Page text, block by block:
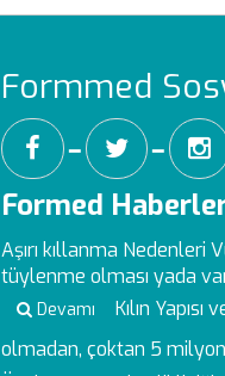
Formmed
━ ━
Formed
Aşırı kıllanma Nedenleri
tüylenme olması yada
Devamı Kılın
olmadan, çoktan 5